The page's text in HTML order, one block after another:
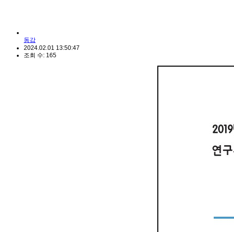
동감
2024.02.01 13:50:47
조회 수: 165